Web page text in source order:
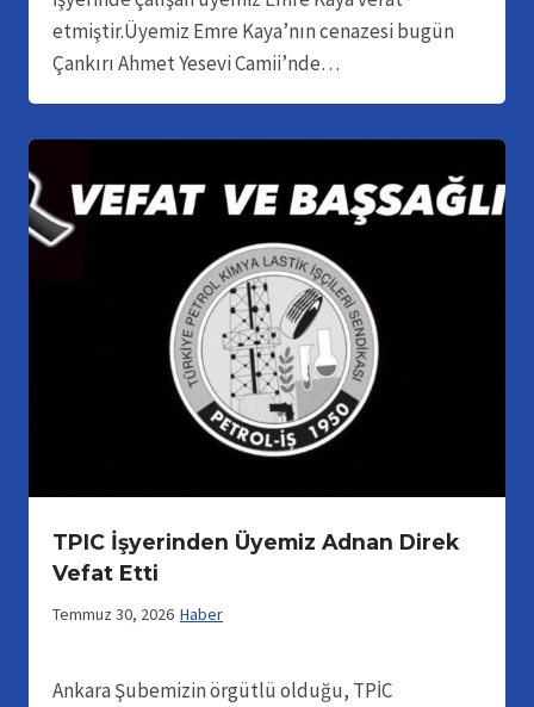
etmiştir.Üyemiz Emre Kaya’nın cenazesi bugün
Çankırı Ahmet Yesevi Camii’nde…
TPIC İşyerinden Üyemiz Adnan Direk
Vefat Etti
Temmuz 30, 2026 Haber
Ankara Şubemizin örgütlü olduğu, TPİC